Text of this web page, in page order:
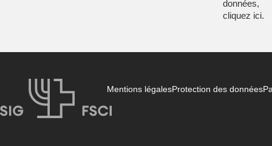
données,
cliquez ici.
Mentions légalesProtection des données